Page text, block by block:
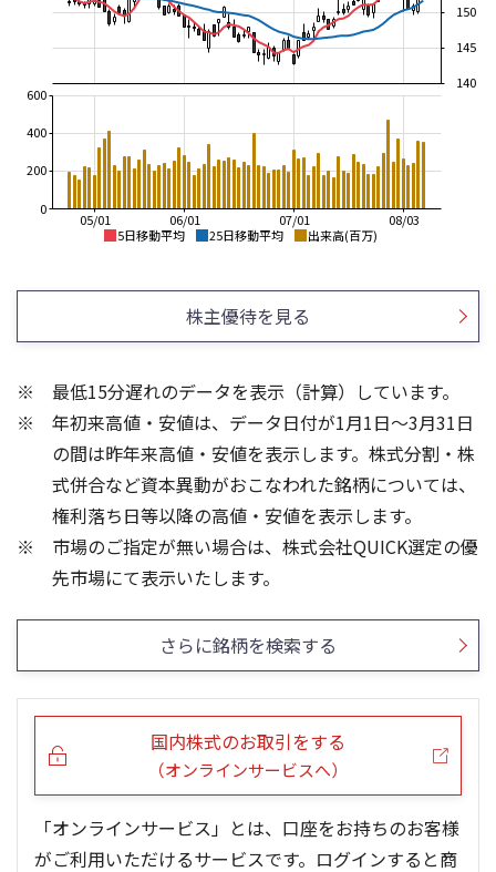
5日移動平均 25日移動平均 出来高(百万)
08/03
07/01
06/01
05/01
140
145
150
0
200
400
600
25/12
25/10
25/08
25/06
25/04
135
140
155
160
165
100
24/01
23/01
22/01
21/01
80
100
株主優待を見る
最低15分遅れのデータを表示（計算）しています。
年初来高値・安値は、データ日付が1月1日～3月31日
の間は昨年来高値・安値を表示します。株式分割・株
式併合など資本異動がおこなわれた銘柄については、
権利落ち日等以降の高値・安値を表示します。
市場のご指定が無い場合は、株式会社QUICK選定の優
先市場にて表示いたします。
さらに銘柄を検索する
国内株式のお取引をする
（オンラインサービスへ）
「オンラインサービス」とは、口座をお持ちのお客様
がご利用いただけるサービスです。ログインすると商